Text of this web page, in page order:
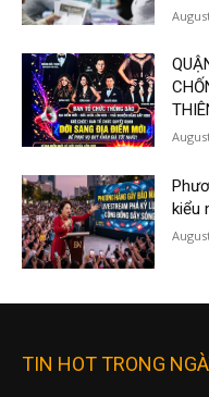
kiểu
TIN HOT TRONG